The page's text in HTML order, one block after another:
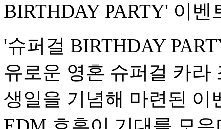
BIRTHDAY PARTY' 이
'슈퍼걸 BIRTHDAY
유로운 영혼 슈퍼걸 카라
생일을 기념해 마련된 이